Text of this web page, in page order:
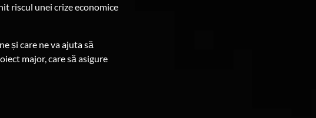
riscul unei crize economice
și care ne va ajuta să
major, care să asigure